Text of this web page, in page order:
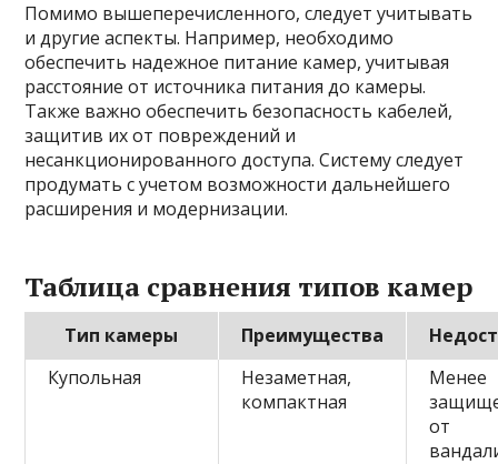
Помимо вышеперечисленного, следует учитывать
и другие аспекты. Например, необходимо
обеспечить надежное питание камер, учитывая
расстояние от источника питания до камеры.
Также важно обеспечить безопасность кабелей,
защитив их от повреждений и
несанкционированного доступа. Систему следует
продумать с учетом возможности дальнейшего
расширения и модернизации.
Таблица сравнения типов камер
Тип камеры Преимущества
Купольная
Незаметная,
компактная
Менее
от